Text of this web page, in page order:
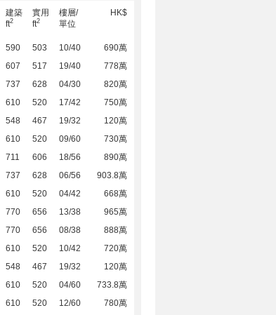
建築
ft2
實用
ft2
樓層/
單位
HK$
590 503 10/40
690萬
607 517 19/40
778萬
737 628 04/30
820萬
610 520 17/42
750萬
548 467 19/32
120萬
610 520 09/60
730萬
711 606 18/56
890萬
737 628 06/56
903.8萬
610 520 04/42
668萬
770 656 13/38
965萬
770 656 08/38
888萬
610 520 10/42
720萬
548 467 19/32
120萬
610 520 04/60
733.8萬
610 520 12/60
780萬